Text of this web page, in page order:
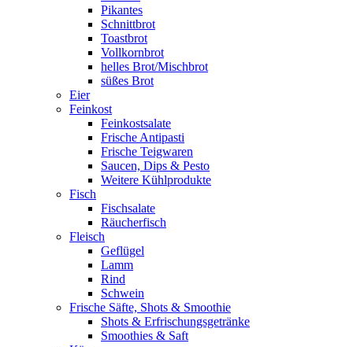
Pikantes
Schnittbrot
Toastbrot
Vollkornbrot
helles Brot/Mischbrot
süßes Brot
Eier
Feinkost
Feinkostsalate
Frische Antipasti
Frische Teigwaren
Saucen, Dips & Pesto
Weitere Kühlprodukte
Fisch
Fischsalate
Räucherfisch
Fleisch
Geflügel
Lamm
Rind
Schwein
Frische Säfte, Shots & Smoothie
Shots & Erfrischungsgetränke
Smoothies & Saft